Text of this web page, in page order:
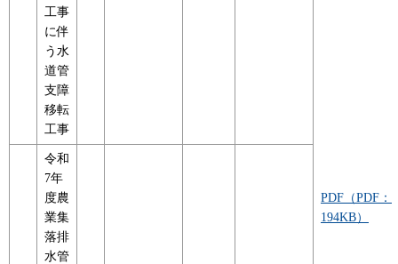
PDF（PDF：
194KB）
工事
に伴
う水
道管
支障
移転
工事
令和
7年
度農
業集
落排
水管